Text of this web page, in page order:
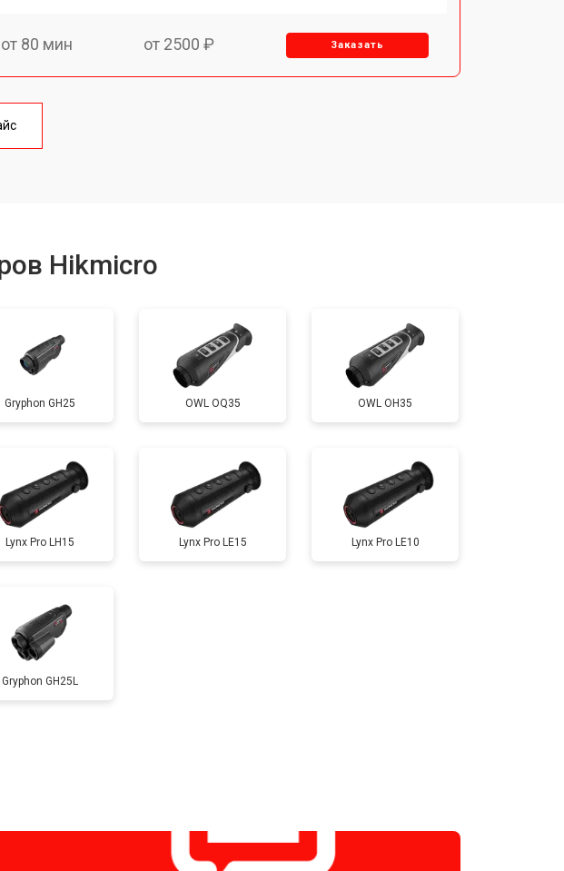
от 80 мин от 2500 ₽ Заказать
от 60 мин
Hikmicro
Gryphon GH25 OWL OQ35 OWL OH35
Lynx Pro LH15 Lynx Pro LE15 Lynx Pro LE10
Gryphon GH25L